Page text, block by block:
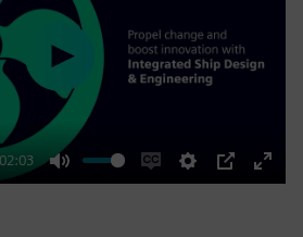
02:03
Mute
EnableSettings
PIP
Enter